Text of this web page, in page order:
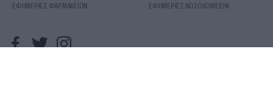
ΕΦΗΜΕΡΙΕΣ ΦΑΡΜΑΚΕΙΩΝ
ΕΦΗΜΕΡΙΕΣ ΝΟΣΟΚΟΜΕΙΩΝ